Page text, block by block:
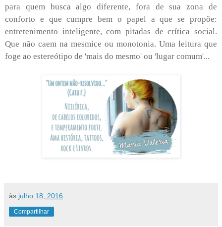
para quem busca algo diferente, fora de sua zona de
conforto e que cumpre bem o papel a que se propõe:
entretenimento inteligente, com pitadas de crítica social.
Que não caem na mesmice ou monotonia. Uma leitura que
foge ao estereótipo de 'mais do mesmo' ou 'lugar comum'...
às julho 18, 2016
Compartilhar